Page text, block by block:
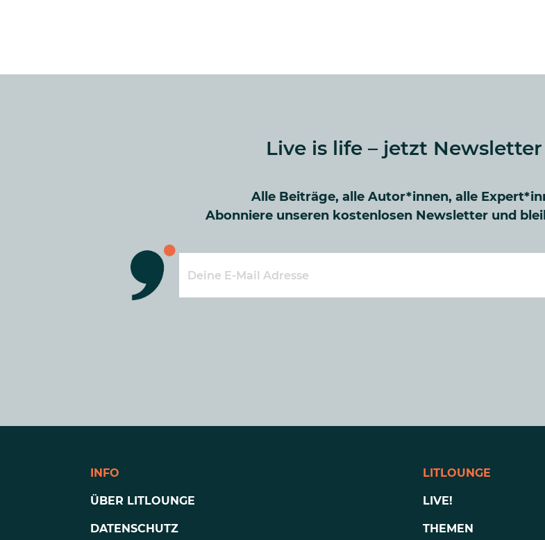
Live is life – jetzt
Alle Beiträge, alle Autor*innen, alle
Abonniere unseren kostenlosen Newsletter und
INFO
ÜBER LITLOUNGE
DATENSCHUTZ
LITLOUNGE
LIVE!
THEMEN